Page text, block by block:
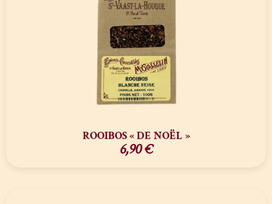
ROOIBOS « DE NOËL »
6,90€